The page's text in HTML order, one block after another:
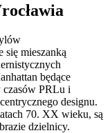
się mieszanką
będące
czasów PRLu i
designu.
70. XX wieku, są
dzielnicy.